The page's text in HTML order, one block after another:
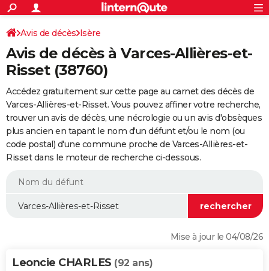
ACTUALITÉS
Politique
Société
Faits Divers
Education
Monde
Villes
+
SPORT
Coupe du monde 2026
Football
Tennis
Cyclisme
Rugby
Forum
CULTURE
FINANCE
Retraite
Impôts
Epargne
Immobilier
Risques naturels par ville
Banque
Assurance
Crédit
Essais
Réserver un essai
Citadines
Berlines
SUV
Forum auto
+
HIGH-TECH
Mobiles
Meilleur smartphone
Internet
Ordinateurs
Jeux vidéo
Guide high-tech
+
BRICOLAGE
Forum
Aménagement intérieur
Extérieur
Cuisine
Salle de bains
Jardinage
Rangement
WEEK-END
Guides de France
Escapades
Patrimoine
Expositions
Musées
Week-end nature
LIFESTYLE
Alimentation
Guide de la santé
Maladies
Médicaments
Sommeil
VOYAGE
Avis de décès Isère
Avis de décès à Varces-Allières-et-
Risset (38760)
Accédez gratuitement sur cette page au carnet des décès de
Varces-Allières-et-Risset. Vous pouvez affiner votre recherche,
trouver un avis de décès, une nécrologie ou un avis d'obsèques
plus ancien en tapant le nom d'un défunt et/ou le nom (ou
code postal) d'une commune proche de Varces-Allières-et-
Risset dans le moteur de recherche ci-dessous.
Mise à jour le 04/08/26
Leoncie CHARLES (92 ans)